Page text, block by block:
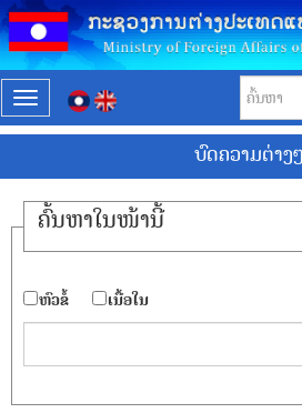
T
o
g
l
n
a
v
g
ບົດຄວາມຕ່າງໆ
ຄົ້ນ​ຫາ​ໃນ​ໜ້ານີ້
​ຫົວ​ຂໍ້ ​ເນື້ອ​ໃນ